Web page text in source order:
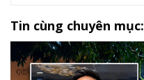
Tin cùng chuyên mục: